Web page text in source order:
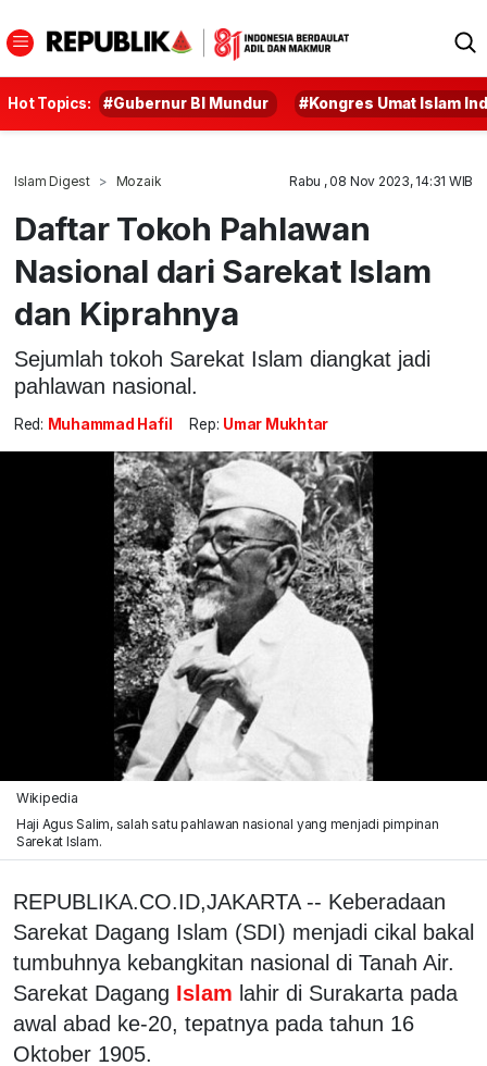
Hot Topics: #Gubernur BI Mundur #Kongres Umat Islam
Islam Digest Mozaik Rabu , 08 Nov 2023, 14:31 WIB
Daftar Tokoh Pahlawan
Nasional dari Sarekat Islam
dan Kiprahnya
Sejumlah tokoh Sarekat Islam diangkat jadi
pahlawan nasional.
Red: Muhammad Hafil Rep: Umar Mukhtar
Wikipedia
Haji Agus Salim, salah satu pahlawan nasional yang menjadi pimpinan
Sarekat Islam.
REPUBLIKA.CO.ID,JAKARTA -- Keberadaan
Sarekat Dagang Islam (SDI) menjadi cikal bakal
tumbuhnya kebangkitan nasional di Tanah Air.
Sarekat Dagang Islam lahir di Surakarta pada
awal abad ke-20, tepatnya pada tahun 16
Oktober 1905.